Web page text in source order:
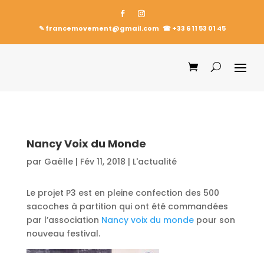
✎ francemovement@gmail.com ☎︎+33 6 11 53 01 45
Nancy Voix du Monde
par Gaëlle| Fév 11, 2018 | L'actualité
Le projet P3 est en pleine confection des 500
sacoches à partition qui ont été commandées
par l’association Nancy voix du mondepour son
nouveau festival.